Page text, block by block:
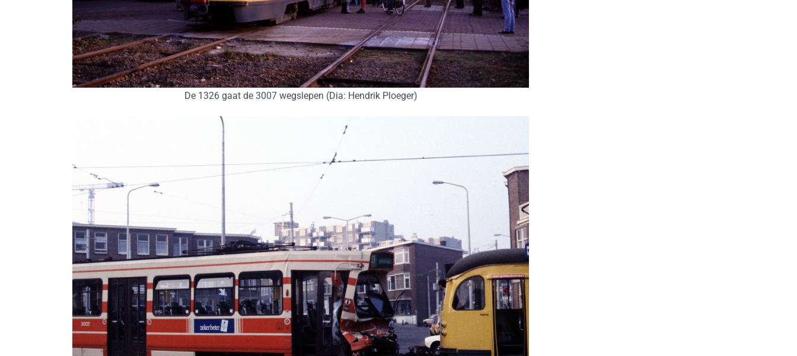
De 1326 gaat de 3007 wegslepen (Dia: Hendrik Ploeger)